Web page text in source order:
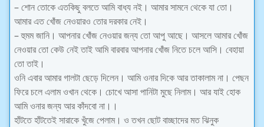
– শোন তোকে এতকিছু বলতে আমি বাধ্য নই। আমার সামনে থেকে যা তো।
আমার এত খোঁজ নেওয়ারও তোর দরকার নেই।
– হুমম জানি। আপনার খোঁজ নেওয়ার জন্য তো আপু আছে। আসলে আমার খোঁজ
নেওয়ার তো কেউ নেই তাই আমি বারবার আপনার খোঁজ নিতে চলে আসি। বেহায়া
তো তাই।
ওনি এবার আমার গালটা ছেড়ে দিলেন। আমি ওনার দিকে আর তাকালাম না। পেছন
ফিরে চলে এলাম ওখান থেকে। চোখে আসা পানিটা মুছে নিলাম। আর যাই হোক
আমি ওনার জন্য আর কাঁদবো না।।
হাঁটতে হাঁটতেই সারাকে খুঁজে পেলাম। ও তখন ছোট বাচ্ছাদের মত ঝিনুক